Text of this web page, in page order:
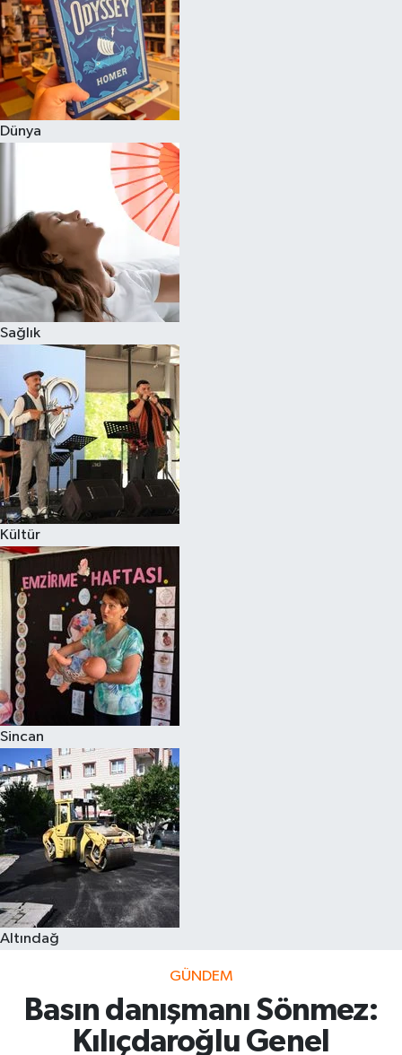
Dünya
Sağlık
Kültür
Sincan
Altındağ
GÜNDEM
Basın danışmanı Sönmez:
Kılıçdaroğlu Genel